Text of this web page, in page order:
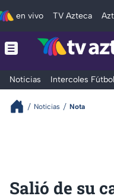
en vivo TV Azteca
Noticias Intercoles Fútbol
Noticias Nota
Salió de su